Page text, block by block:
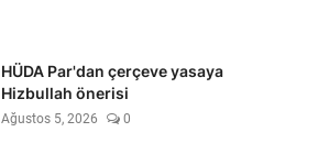
HÜDA Par'dan çerçeve yasaya
Hizbullah önerisi
Ağustos 5, 2026 0